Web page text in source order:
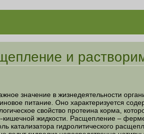
и
в жизнедеятельности
питание. Оно характеризуется
свойство протеина корма,
кишечной жидкости. Расщепление –
катализатора гидролитического